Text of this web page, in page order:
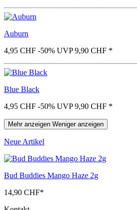
Auburn
4,95 CHF -50% UVP 9,90 CHF *
Blue Black
4,95 CHF -50% UVP 9,90 CHF *
Mehr anzeigen Weniger anzeigen
Neue Artikel
Bud Buddies Mango Haze 2g
14,90 CHF*